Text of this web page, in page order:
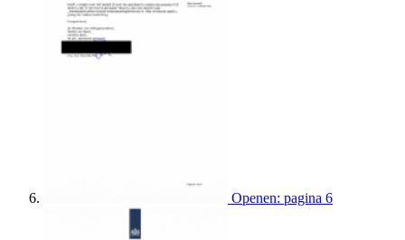
Openen: pagina 6